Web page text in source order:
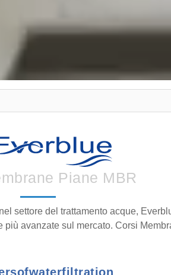
Piane MBR
settore del trattamento acque,
avanzate sul mercato. Corsi